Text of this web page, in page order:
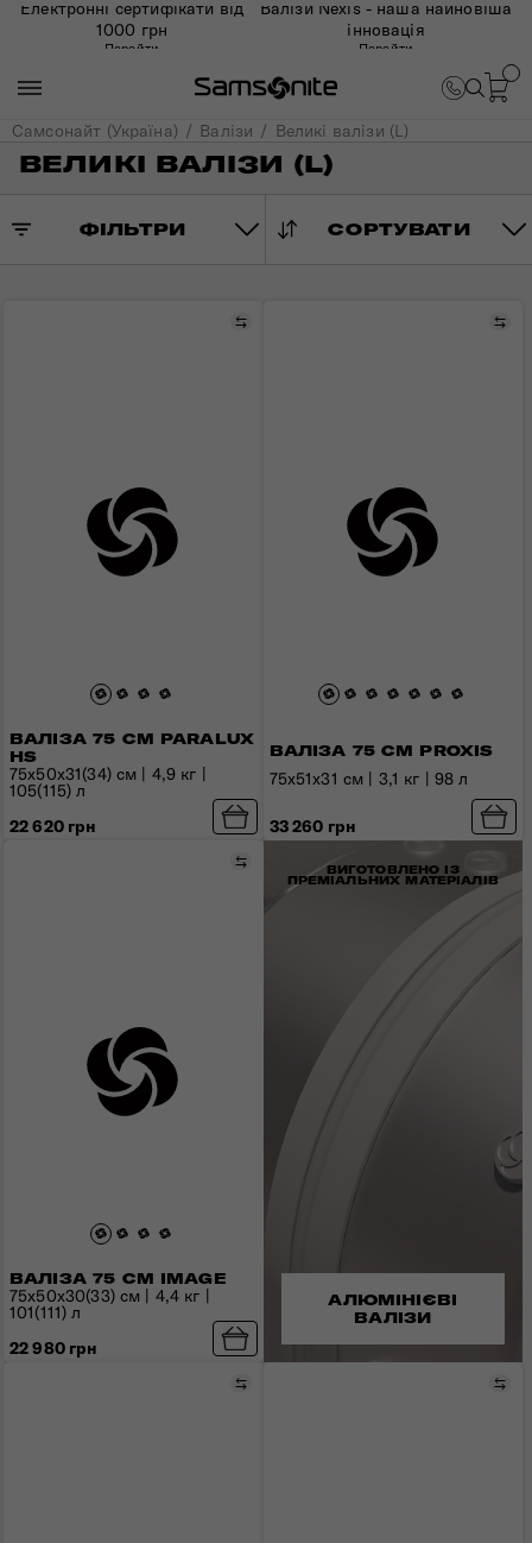
Електронні сертифікати від
1000 грн
Перейти
Валізи Nexis - наша найновіша
інновація
Перейти
Самсонайт (Україна) Валізи Великі валізи (L)
ВЕЛИКІ ВАЛІЗИ (L)
ФІЛЬТРИ СОРТУВАТИ
ВАЛІЗА 75 СМ PARALUX
HS
Порівняти
75x50x31(34) см | 4,9 кг |
105(115) л
22 620 грн
ВАЛІЗА 75 СМ PROXIS
75x51x31 см | 3,1 кг | 98 л
33 260 грн
ВАЛІЗА 75 СМ IMAGE
Порівняти
75x50x30(33) см | 4,4 кг |
101(111) л
22 980 грн
Порівняти
ВИГОТОВЛЕНО ІЗ
ПРЕМІАЛЬНИХ МАТЕРІАЛІВ
АЛЮМІНІЄВІ
ВАЛІЗИ